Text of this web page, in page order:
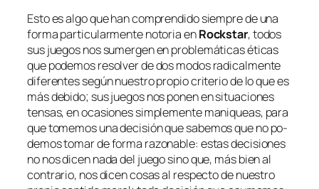
Esto es al­go que han com­pren­di­do siem­pre de una
for­ma par­ti­cu­lar­men­te no­to­ria enRockstar, to­dos
sus jue­gos nos su­mer­gen en pro­ble­má­ti­cas éti­cas
que po­de­mos re­sol­ver de dos mo­dos ra­di­cal­men­te
di­fe­ren­tes se­gún nues­tro pro­pio cri­te­rio de lo que es
más de­bi­do; sus jue­gos nos po­nen en si­tua­cio­nes
ten­sas, en oca­sio­nes sim­ple­men­te ma­ni­queas, pa­ra
que to­me­mos una de­ci­sión que sa­be­mos que no po­
de­mos to­mar de for­ma ra­zo­na­ble: es­tas de­ci­sio­nes
no nos di­cen na­da del jue­go sino que, más bien al
con­tra­rio, nos di­cen co­sas al res­pec­to de nues­tro